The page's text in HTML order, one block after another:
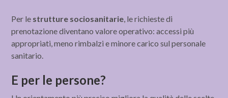
‍‍Per le strutture sociosanitarie , le richieste di
prenotazione diventano valore operativo: accessi più
appropriati, meno rimbalzi e minore carico sul personale
sanitario.
E per le persone?